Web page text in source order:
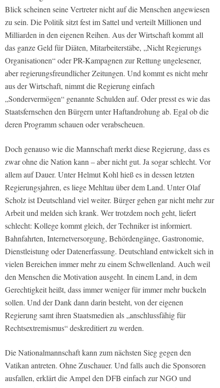
Blick scheinen seine Vertreter nicht auf die Menschen angewiesen
zu sein. Die Politik sitzt fest im Sattel und verteilt Millionen und
Milliarden in den eigenen Reihen. Aus der Wirtschaft kommt all
das ganze Geld für Diäten, Mitarbeiterstäbe, „Nicht Regierungs
Organisationen“ oder PR-Kampagnen zur Rettung ungelesener,
aber regierungsfreundlicher Zeitungen. Und kommt es nicht mehr
aus der Wirtschaft, nimmt die Regierung einfach
„Sondervermögen“ genannte Schulden auf. Oder presst es wie das
Staatsfernsehen den Bürgern unter Haftandrohung ab. Egal ob die
deren Programm schauen oder verabscheuen.
Doch genauso wie die Mannschaft merkt diese Regierung, dass es
zwar ohne die Nation kann – aber nicht gut. Ja sogar schlecht. Vor
allem auf Dauer. Unter Helmut Kohl hieß es in dessen letzten
Regierungsjahren, es liege Mehltau über dem Land. Unter Olaf
Scholz ist Deutschland viel weiter. Bürger gehen gar nicht mehr zur
Arbeit und melden sich krank. Wer trotzdem noch geht, liefert
schlecht: Kollege kommt gleich, der Techniker ist informiert.
Bahnfahrten, Internetversorgung, Behördengänge, Gastronomie,
Dienstleistung oder Datenerfassung. Deutschland entwickelt sich in
vielen Bereichen immer mehr zu einem Schwellenland. Auch weil
den Menschen die Motivation ausgeht. In einem Land, in dem
Gerechtigkeit heißt, dass immer weniger für immer mehr buckeln
sollen. Und der Dank dann darin besteht, von der eigenen
Regierung samt ihren Staatsmedien als „anschlussfähig für
Rechtsextremismus“ deskreditiert zu werden.
Die Nationalmannschaft kann zum nächsten Sieg gegen den
Vatikan antreten. Ohne Zuschauer. Und falls auch die Sponsoren
ausfallen, erklärt die Ampel den DFB einfach zur NGO und